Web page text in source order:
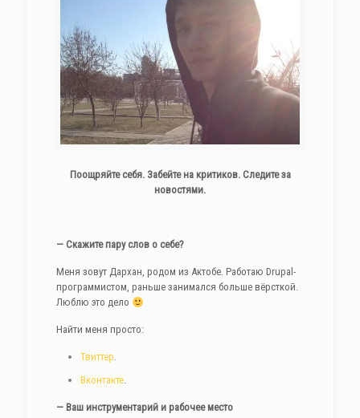
Поощряйте себя. Забейте на критиков. Следите за
новостями.
— Скажите пару слов о себе?
Меня зовут Дархан, родом из Актобе. Работаю Drupal-
программистом, раньше занимался больше вёрсткой.
Люблю это дело
Найти меня просто:
Твиттер.
Вконтакте.
— Ваш инструментарий и рабочее место